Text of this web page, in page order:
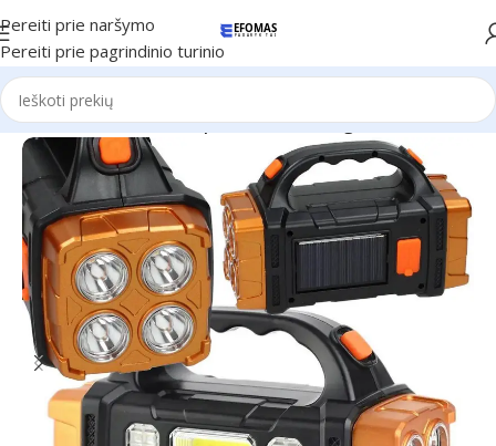
Pereiti prie naršymo
Pereiti prie pagrindinio turinio
Pradžia Elektronika LED prožektorius ant galvos